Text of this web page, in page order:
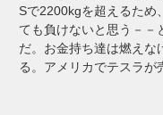
Sで2200kgを超えるため
ても負けないと思う－－
だ。お金持ち達は燃えな
る。アメリカでテスラが